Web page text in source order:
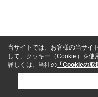
当サイトでは、お客様の当サイ
して、クッキー（Cookie）を使
詳しくは、当社の 「Cookieの取